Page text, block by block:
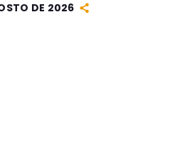
DE 2026